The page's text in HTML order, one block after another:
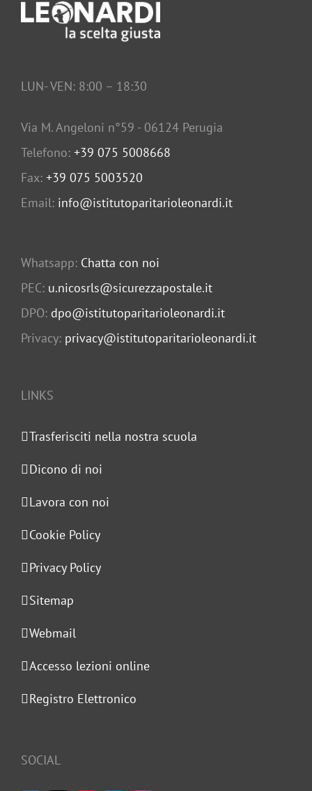
LUN- VEN: 8:00 – 18:30
Via M. Angeloni n°59 - 06124 Perugia
Telefono: +39 075 5008668
Fax: +39 075 5003520
Email: info@istitutoparitarioleonardi.it
Whatsapp: Chatta con noi
PEC: u.nicosrls@sicurezzapostale.it
DPO: dpo@istitutoparitarioleonardi.it
Privacy: privacy@istitutoparitarioleonardi.it
LINKS
Trasferisciti nella nostra scuola
Dicono di noi
Lavora con noi
Cookie Policy
Privacy Policy
Sitemap
Webmail
Accesso lezioni online
Registro Elettronico
SOCIAL